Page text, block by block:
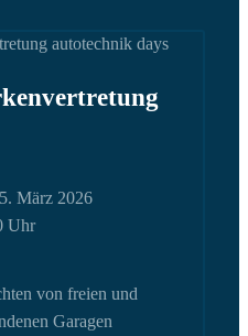
März 2026
Uhr
von freien und
Garagen